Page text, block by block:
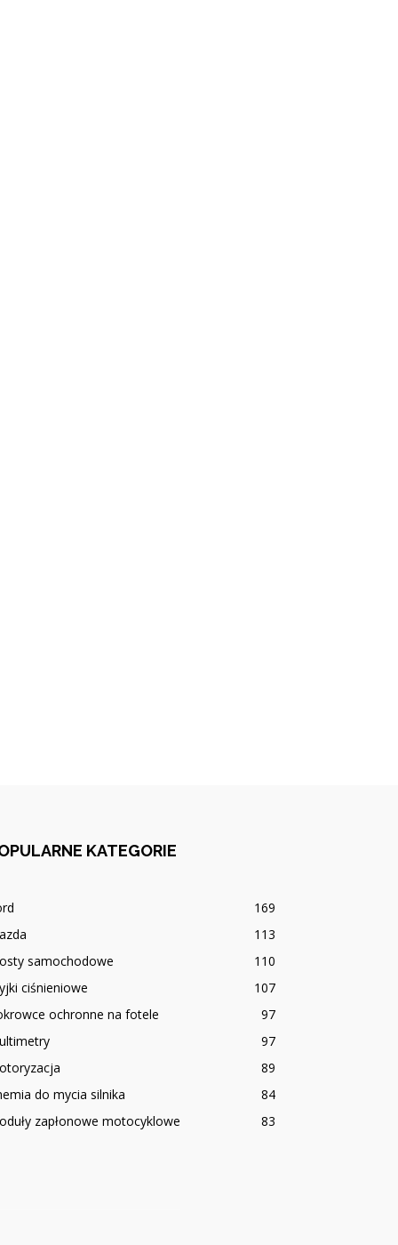
KATEGORIE
169
113
samochodowe
110
ciśnieniowe
107
ochronne na fotele
97
97
89
do mycia silnika
84
zapłonowe motocyklowe
83